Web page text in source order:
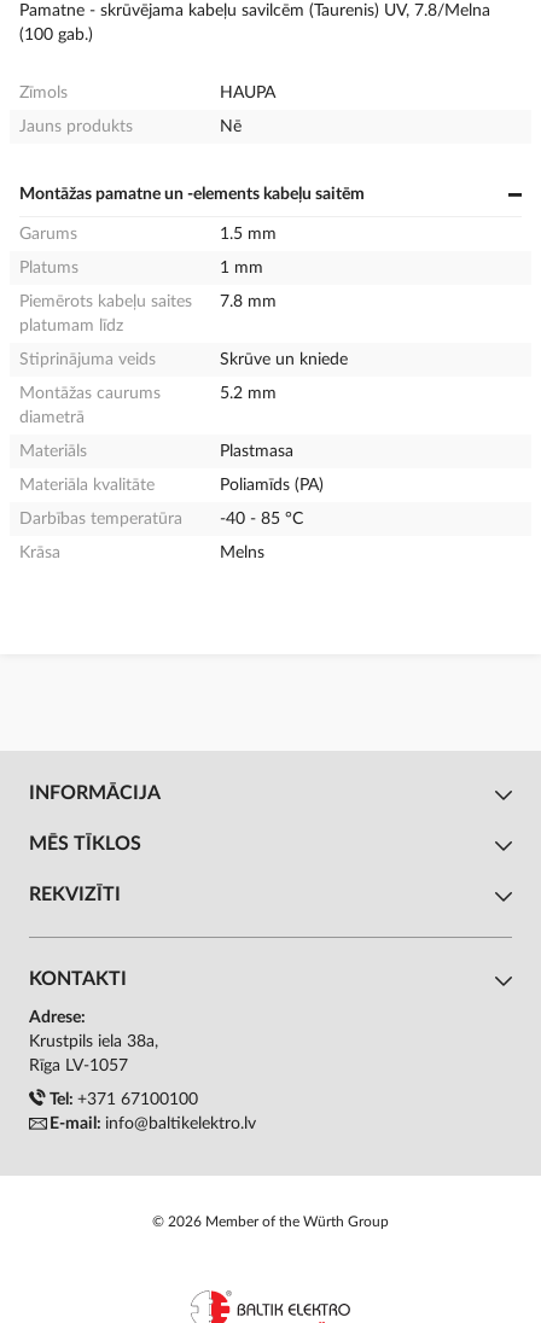
Pamatne - skrūvējama kabeļu savilcēm (Taurenis) UV, 7.8/Melna
(100 gab.)
Zīmols
HAUPA
Jauns produkts
Nē
Montāžas pamatne un -elements kabeļu saitēm
Garums
1.5 mm
Platums
1 mm
Piemērots kabeļu saites
platumam līdz
7.8 mm
Stiprinājuma veids
Skrūve un kniede
Montāžas caurums
diametrā
5.2 mm
Materiāls
Plastmasa
Materiāla kvalitāte
Poliamīds (PA)
Darbības temperatūra
-40 - 85 °C
Krāsa
Melns
INFORMĀCIJA
MĒS TĪKLOS
REKVIZĪTI
KONTAKTI
Adrese:
Krustpils iela 38a,
Rīga LV-1057
Tel: +371 67100100
E-mail: info@baltikelektro.lv
© 2026 Member of the Würth Group